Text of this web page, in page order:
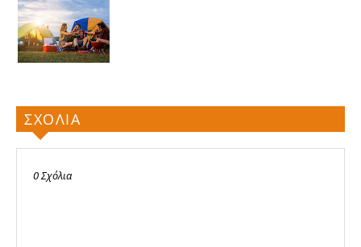
ΣΧΟΛΙΑ
0 Σχόλια